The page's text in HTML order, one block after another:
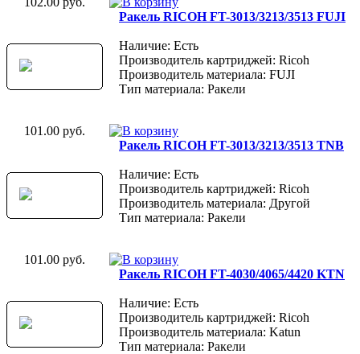
Ракель RICOH FT-3013/3213/3513 FUJI
Наличие: Есть
Производитель картриджей: Ricoh
Производитель материала: FUJI
Тип материала: Ракели
101.00 руб.
Ракель RICOH FT-3013/3213/3513 TNB
Наличие: Есть
Производитель картриджей: Ricoh
Производитель материала: Другой
Тип материала: Ракели
101.00 руб.
Ракель RICOH FT-4030/4065/4420 KTN
Наличие: Есть
Производитель картриджей: Ricoh
Производитель материала: Katun
Тип материала: Ракели